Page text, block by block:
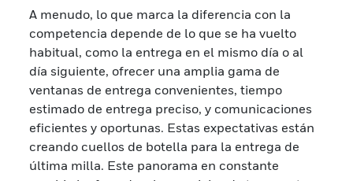
A menudo, lo que marca la diferencia con la
competencia depende de lo que se ha vuelto
habitual, como la entrega en el mismo día o al
día siguiente, ofrecer una amplia gama de
ventanas de entrega convenientes, tiempo
estimado de entrega preciso, y comunicaciones
eficientes y oportunas. Estas expectativas están
creando cuellos de botella para la entrega de
última milla. Este panorama en constante